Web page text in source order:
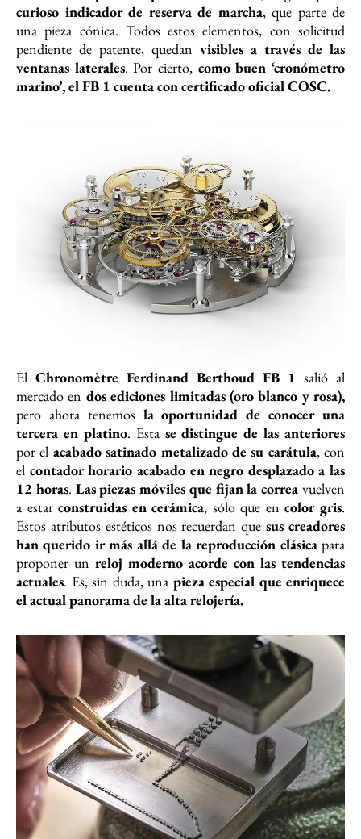
curioso indicador de reserva de marcha, que parte de
una pieza cónica. Todos estos elementos, con solicitud
pendiente de patente, quedan visibles a través de las
ventanas laterales. Por cierto, como buen ‘cronómetro
marino’, el FB 1 cuenta con certificado oficial COSC.
El Chronomètre Ferdinand Berthoud FB 1 salió al
mercado en dos ediciones limitadas(oro blanco y rosa),
pero ahora tenemos la oportunidad de conocer una
tercera en platino. Esta se distingue de las anteriores
por el acabado satinado metalizado de su carátula, con
el contador horario acabado en negro desplazado a las
12 horas. Las piezas móviles que fijan la correa vuelven
a estarconstruidas en cerámica, sólo que encolor gris.
Estos atributos estéticos nos recuerdan quesus creadores
han querido ir más allá de la reproducción clásicapara
proponer un reloj moderno acorde con las tendencias
actuales. Es, sin duda, una pieza especial que enriquece
el actual panorama de la alta relojería.